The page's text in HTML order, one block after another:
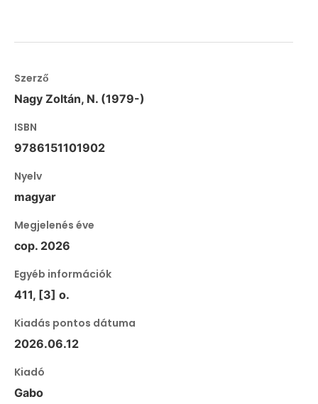
Szerző
Nagy Zoltán, N. (1979-)
ISBN
9786151101902
Nyelv
magyar
Megjelenés éve
cop. 2026
Egyéb információk
411, [3] o.
Kiadás pontos dátuma
2026.06.12
Kiadó
Gabo